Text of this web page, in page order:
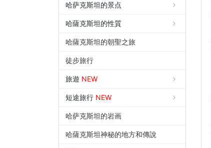
哈萨克斯坦的景点
哈薩克斯坦的性質
哈薩克斯坦的朝聖之旅
徒步旅行
旅遊 NEW
短途旅行 NEW
哈萨克斯坦的岩画
哈薩克斯坦神秘的地方和傳說